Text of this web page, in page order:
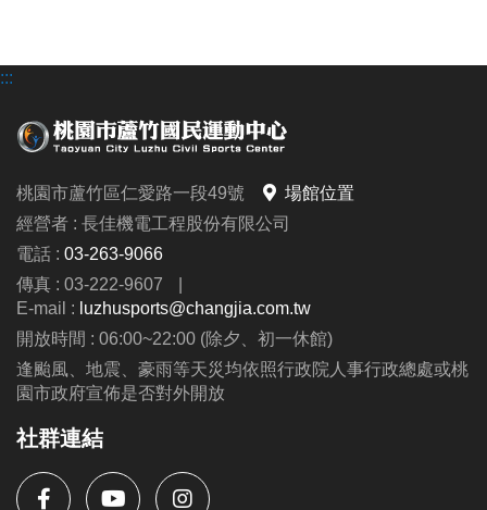
-FB : 桃園市蘆竹國民運動中心
:::
桃園市蘆竹區仁愛路一段49號
場館位置
經營者 : 長佳機電工程股份有限公司
電話 : 03-263-9066
傳真 : 03-222-9607
|
E-mail : luzhusports@changjia.com.tw
開放時間 : 06:00~22:00 (除夕、初一休館)
逢颱風、地震、豪雨等天災均依照行政院人事行政總處或桃
園市政府宣佈是否對外開放
社群連結